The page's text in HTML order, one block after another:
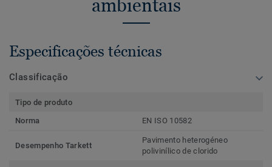
ambientais
Especificações técnicas
Classificação
Tipo de produto
Norma
EN ISO 10582
Desempenho Tarkett
Pavimento heterogéneo
polivinílico de clorido